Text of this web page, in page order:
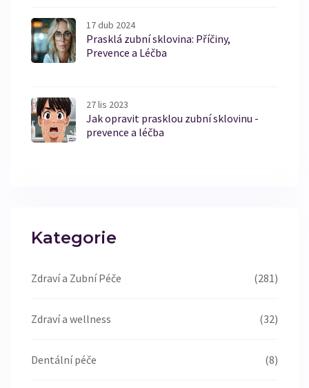
17 dub 2024
Prasklá zubní sklovina: Příčiny,
Prevence a Léčba
27 lis 2023
Jak opravit prasklou zubní sklovinu -
prevence a léčba
Kategorie
Zdraví a Zubní Péče (281)
Zdraví a wellness (32)
Dentální péče (8)